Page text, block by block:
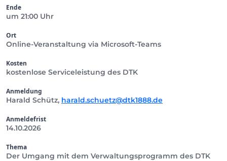
Ende
um 21:00 Uhr
Ort
Online-Veranstaltung via Microsoft-Teams
Kosten
kostenlose Serviceleistung des DTK
Anmeldung
Harald Schütz, harald.schuetz@dtk1888.de
Anmeldefrist
14.10.2026
Thema
Der Umgang mit dem Verwaltungsprogramm des DTK